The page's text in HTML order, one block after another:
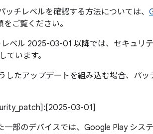
ッチレベルを確認する方法については、
ご覧ください。
レベル 2025-03-01 以降では、セキュリ
ています。
したアップデートを組み込む場合、パ
03-01]
一部のデバイスでは、Google Play シス